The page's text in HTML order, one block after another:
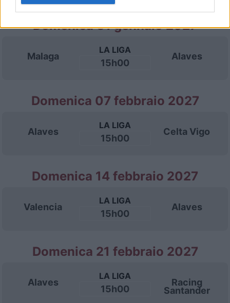
Domenica 31 gennaio 2027
Malaga
LA LIGA
15h00
Alaves
Domenica 07 febbraio 2027
Alaves
LA LIGA
15h00
Celta Vigo
Domenica 14 febbraio 2027
Valencia
LA LIGA
15h00
Alaves
Domenica 21 febbraio 2027
Alaves
LA LIGA
15h00
Racing
Santander